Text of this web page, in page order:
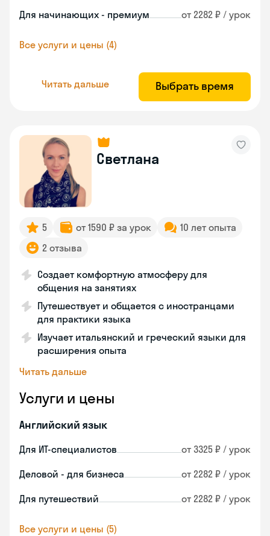
Для начинающих - премиум от 2282 ₽ / урок
Все услуги и цены (4)
Читать дальше Выбрать время
Светлана
5 от 1590 ₽ за урок
10 лет опыта
2 отзыва
Создает комфортную атмосферу для
общения на занятиях
Путешествует и общается с иностранцами
для практики языка
Изучает итальянский и греческий языки для
расширения опыта
Читать дальше
Услуги и цены
Английский язык
Для ИТ-специалистов от 3325 ₽ / урок
Деловой - для бизнеса от 2282 ₽ / урок
Для путешествий от 2282 ₽ / урок
Все услуги и цены (5)